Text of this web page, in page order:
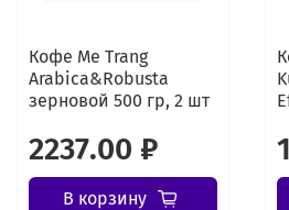
Кофе Me Trang
Arabica&Robusta
зерновой 500 гр, 2 шт
2237.00 ₽
В корзину